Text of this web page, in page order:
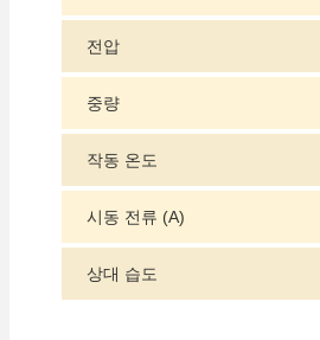
전압
중량
작동 온도
시동 전류 (A)
상대 습도